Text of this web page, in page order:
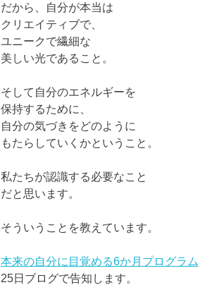
だから、自分が本当は
クリエイティブで、
ユニークで繊細な
美しい光であること。
そして自分のエネルギーを
保持するために、
自分の気づきをどのように
もたらしていくかということ。
私たちが認識する必要なこと
だと思います。
そういうことを教えています。
本来の自分に目覚める6か月プログラム
25日ブログで告知します。